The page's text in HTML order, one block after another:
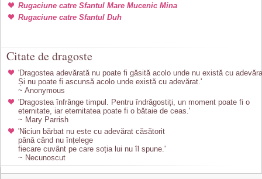
Rugaciune catre Sfantul Mare Mucenic Mina
Rugaciune catre Sfantul Duh
Citate de dragoste
'Dragostea adevărată nu poate fi găsită acolo unde nu există cu
Și nu poate fi ascunsă acolo unde există cu adevărat.'
~ Anonymous
'Dragostea înfrânge timpul. Pentru îndrăgostiți, un moment poate fi o
eternitate, iar eternitatea poate fi o bătaie de ceas.'
~ Mary Parrish
'Niciun bărbat nu este cu adevărat căsătorit
până când nu înțelege
fiecare cuvânt pe care soția lui nu îl spune.'
~ Necunoscut